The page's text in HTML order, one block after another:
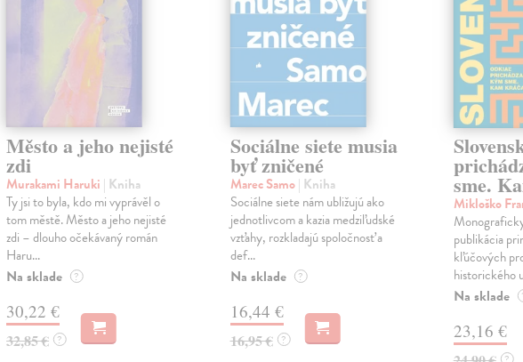
Město a jeho nejisté
zdi
Murakami Haruki | Kniha
Ty jsi to byla, kdo mi vyprávěl o
tom městě. Město a jeho nejisté
zdi – dlouho očekávaný román
Haru...
Na sklade ?
30,22 €
32,85 € ?
Sociálne siete musia
byť zničené
Marec Samo| Kniha
Sociálne siete nám ubližujú ako
jednotlivcom a kazia medziľudské
vzťahy, rozkladajú spoločnosť a
def...
Na sklade ?
16,44 €
16,95 € ?
sme.
Mikloško
publikácia
kľúčových
historického
Na sklade
23,16 €